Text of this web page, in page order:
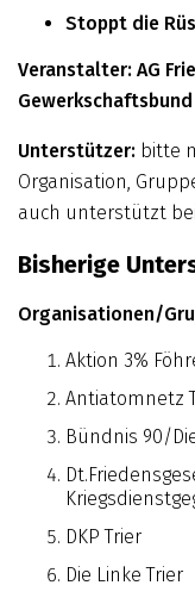
Stoppt die
Veranstalter: AG
Unterstützer: bitte
Organisation,
auch unterstützt
Bisherige
Organisationen/
Aktion 3%
Antiatomnetz
Bündnis 90/
DKP Trier
Die Linke Trier